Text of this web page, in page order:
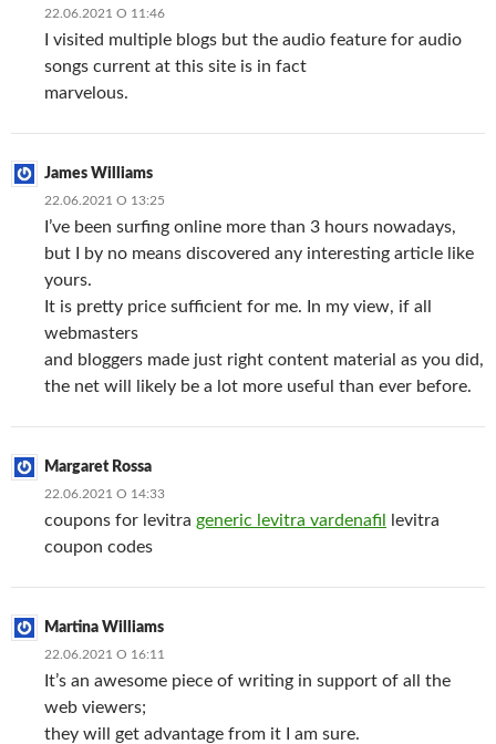
22.06.2021 О 11:46
I visited multiple blogs but the audio feature for audio
songs current at this site is in fact
marvelous.
James Williams
22.06.2021 О 13:25
I’ve been surfing online more than 3 hours nowadays,
but I by no means discovered any interesting article like
yours.
It is pretty price sufficient for me. In my view, if all
webmasters
and bloggers made just right content material as you did,
the net will likely be a lot more useful than ever before.
Margaret Rossa
22.06.2021 О 14:33
coupons for levitra generic levitra vardenafil
levitra
coupon codes
Martina Williams
22.06.2021 О 16:11
It’s an awesome piece of writing in support of all the
web viewers;
they will get advantage from it I am sure.